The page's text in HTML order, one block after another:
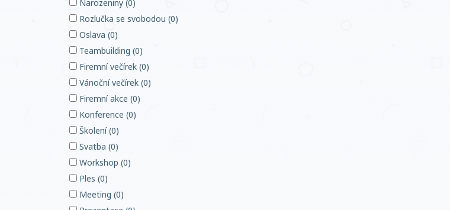
Narozeniny (0)
Rozlučka se svobodou (0)
Oslava (0)
Teambuilding (0)
Firemní večírek (0)
Vánoční večírek (0)
Firemní akce (0)
Konference (0)
Školení (0)
Svatba (0)
Workshop (0)
Ples (0)
Meeting (0)